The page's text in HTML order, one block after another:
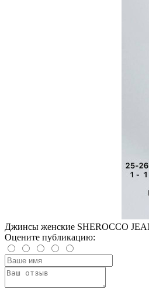
Джинсы женские SHEROCCO
Оцените публикацию: